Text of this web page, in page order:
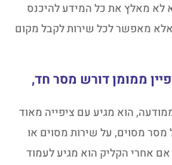
לא מאלץ את כל המידע להיכנס
מאפשר לכל שירות לקבל מקום
ממומן דורש מסר חד,
הוא מגיע עם ציפייה מאוד
מסר מסוים, על שירות מסוים או
אחרי הקליק הוא מגיע לעמוד